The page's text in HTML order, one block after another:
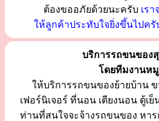
ต้องขออภัยด้วยนะครับ เร
ให้ลูกค้าประทับใจยิ่งขึ้นไปค
บริการรถขนของ
โดยทีมงานห
ให้บริการรถขนของย้ายบ้าน ข
เฟอร์นิเจอร์ ที่นอน เตียงนอน ตู้เ
ท่านที่สนใจจะจ้างรถขนของ หา